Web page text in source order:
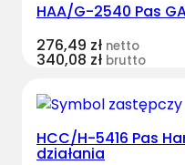
HAA/G-2540 Pas
276,49 zł netto
340,08 zł brutto
HCC/H-5416 Pas
działania